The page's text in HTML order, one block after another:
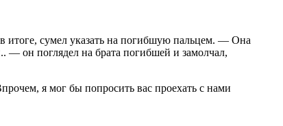
сумел указать на погибшую пальцем. — Она
— он поглядел на брата погибшей и замолчал,
я мог бы попросить вас проехать с нами